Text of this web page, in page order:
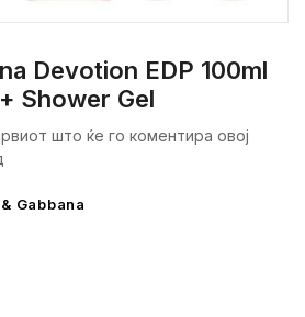
Devotion EDP 100ml
Shower Gel
што ќе го коментира овој
Gabbana